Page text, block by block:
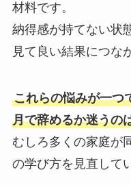
材料です。
納得感が持てない状
見て良い結果につな
これらの悩みが一つ
月で辞めるか迷うの
むしろ多くの家庭が
の学び方を見直して